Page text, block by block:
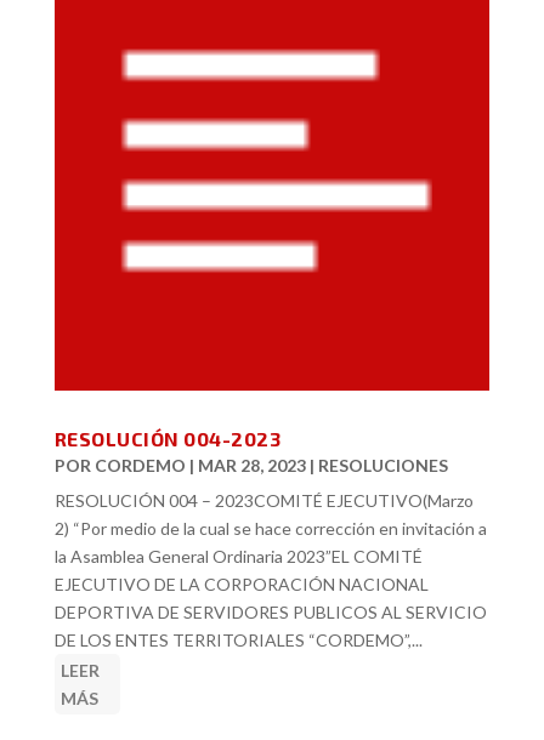
RESOLUCIÓN 004-2023
POR CORDEMO | MAR 28, 2023| RESOLUCIONES
RESOLUCIÓN 004 – 2023COMITÉ EJECUTIVO(Marzo
2) “Por medio de la cual se hace corrección en invitación a
la Asamblea General Ordinaria 2023”EL COMITÉ
EJECUTIVO DE LA CORPORACIÓN NACIONAL
DEPORTIVA DE SERVIDORES PUBLICOS AL SERVICIO
DE LOS ENTES TERRITORIALES “CORDEMO”,...
LEER
MÁS